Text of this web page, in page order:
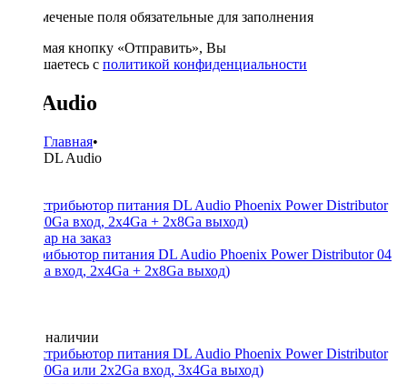
* - отмеченые поля обязательные для заполнения
Нажимая кнопку «Отправить», Вы
соглашаетесь с политикой конфиденциальности
DL Audio
Главная•
DL Audio
Дистрибьютор питания DL Audio Phoenix Power Distributor 04
(2x0Ga вход, 2x4Ga + 2x8Ga выход)
Нет в наличии